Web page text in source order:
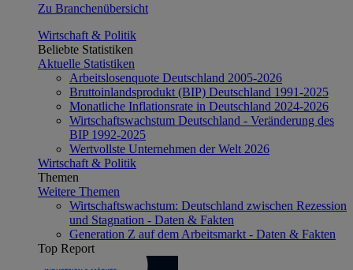
Zu Branchenübersicht
Wirtschaft & Politik
Beliebte Statistiken
Aktuelle Statistiken
Arbeitslosenquote Deutschland 2005-2026
Bruttoinlandsprodukt (BIP) Deutschland 1991-2025
Monatliche Inflationsrate in Deutschland 2024-2026
Wirtschaftswachstum Deutschland - Veränderung des
BIP 1992-2025
Wertvollste Unternehmen der Welt 2026
Wirtschaft & Politik
Themen
Weitere Themen
Wirtschaftswachstum: Deutschland zwischen Rezession
und Stagnation - Daten & Fakten
Generation Z auf dem Arbeitsmarkt - Daten & Fakten
Top Report